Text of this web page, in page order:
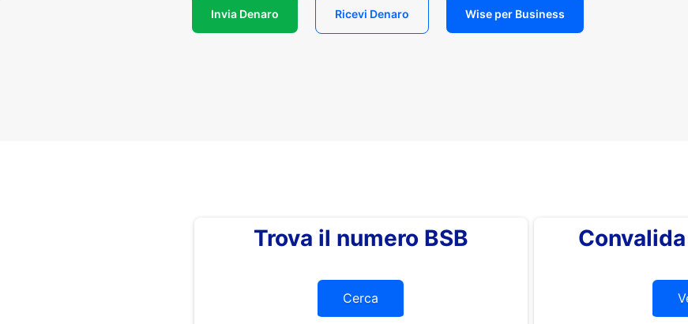
Invia Denaro Ricevi Denaro Wise per Business
Trova il numero BSB
Cerca